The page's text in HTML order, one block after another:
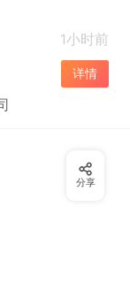
1小时前
详情
分享